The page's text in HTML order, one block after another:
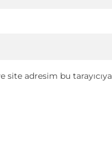
site adresim bu tarayıcıya